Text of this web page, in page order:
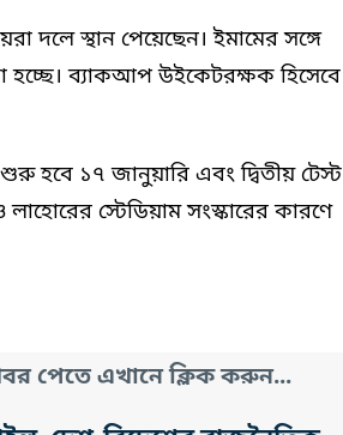
দলে স্থান পেয়েছেন। ইমামের সঙ্গে
হচ্ছে। ব্যাকআপ উইকেটরক্ষক হিসেবে
হবে ১৭ জানুয়ারি এবং দ্বিতীয় টেস্ট
স্টেডিয়াম সংস্কারের কারণে
পেতে এখানে ক্লিক করুন...